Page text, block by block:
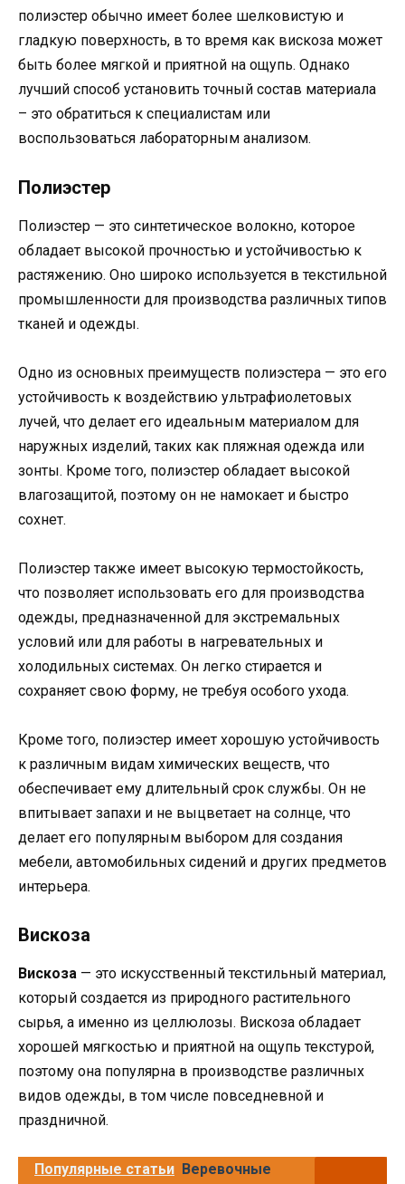
полиэстер обычно имеет более шелковистую и
гладкую поверхность, в то время как вискоза может
быть более мягкой и приятной на ощупь. Однако
лучший способ установить точный состав материала
– это обратиться к специалистам или
воспользоваться лабораторным анализом.
Полиэстер
Полиэстер — это синтетическое волокно, которое
обладает высокой прочностью и устойчивостью к
растяжению. Оно широко используется в текстильной
промышленности для производства различных типов
тканей и одежды.
Одно из основных преимуществ полиэстера — это его
устойчивость к воздействию ультрафиолетовых
лучей, что делает его идеальным материалом для
наружных изделий, таких как пляжная одежда или
зонты. Кроме того, полиэстер обладает высокой
влагозащитой, поэтому он не намокает и быстро
сохнет.
Полиэстер также имеет высокую термостойкость,
что позволяет использовать его для производства
одежды, предназначенной для экстремальных
условий или для работы в нагревательных и
холодильных системах. Он легко стирается и
сохраняет свою форму, не требуя особого ухода.
Кроме того, полиэстер имеет хорошую устойчивость
к различным видам химических веществ, что
обеспечивает ему длительный срок службы. Он не
впитывает запахи и не выцветает на солнце, что
делает его популярным выбором для создания
мебели, автомобильных сидений и других предметов
интерьера.
Вискоза
Вискоза — это искусственный текстильный материал,
который создается из природного растительного
сырья, а именно из целлюлозы. Вискоза обладает
хорошей мягкостью и приятной на ощупь текстурой,
поэтому она популярна в производстве различных
видов одежды, в том числе повседневной и
праздничной.
Популярные статьи Веревочные